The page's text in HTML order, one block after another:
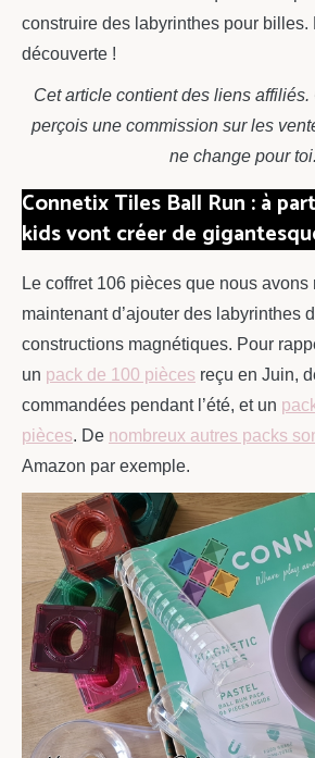
construire des labyrinthes pour billes.
découverte !
Cet article contient des liens affiliés.
perçois une commission sur les
ne change pour toi.
Connetix Tiles Ball Run : à
kids vont créer de
Le coffret 106 pièces que nous avons
maintenant d’ajouter des labyrinthes
constructions magnétiques. Pour
un pack de 100 pièces reçu en Juin,
commandées pendant l’été, et un
pièces. De nombreux autres packs
Amazon par exemple.